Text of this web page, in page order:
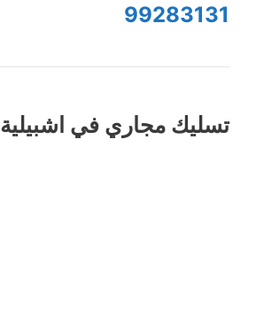
99283131
تسليك مجاري في اشبيلية